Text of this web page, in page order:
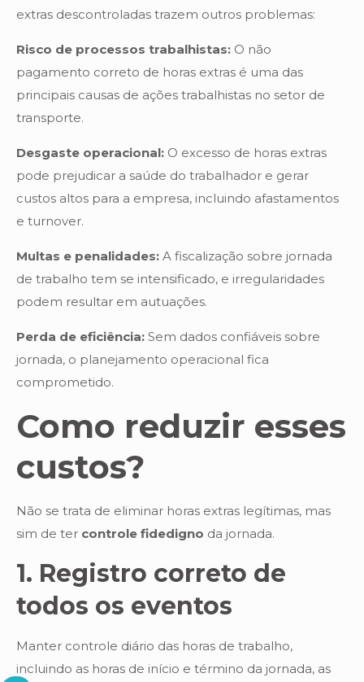
extras descontroladas trazem outros problemas:
Risco de processos trabalhistas: O não
pagamento correto de horas extras é uma das
principais causas de ações trabalhistas no setor de
transporte.
Desgaste operacional: O excesso de horas extras
pode prejudicar a saúde do trabalhador e gerar
custos altos para a empresa, incluindo afastamentos
e turnover.
Multas e penalidades: A fiscalização sobre jornada
de trabalho tem se intensificado, e irregularidades
podem resultar em autuações.
Perda de eficiência: Sem dados confiáveis sobre
jornada, o planejamento operacional fica
comprometido.
Como reduzir esses
custos?
Não se trata de eliminar horas extras legítimas, mas
sim de ter controle fidedigno da jornada.
1. Registro correto de
todos os eventos
Manter controle diário das horas de trabalho,
incluindo as horas de início e término da jornada, as